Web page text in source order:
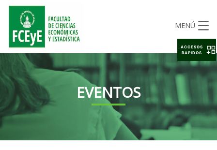
MENÚ
EVENTOS
ACCESOS
RAPIDOS